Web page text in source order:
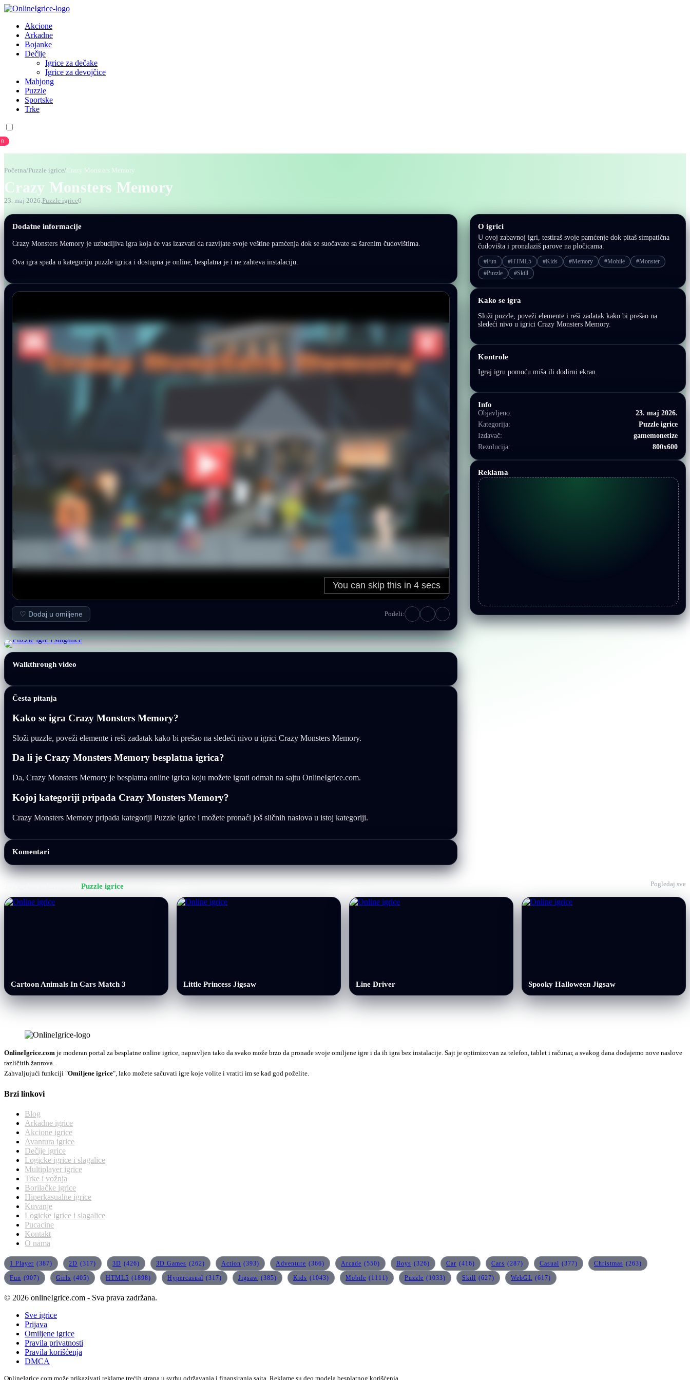
Akcione
Arkadne
Bojanke
Dečije
Igrice za dečake
Igrice za devojčice
Mahjong
Puzzle
Sportske
Trke
0
Početna/ Puzzle igrice/Crazy Monsters Memory
Crazy Monsters Memory
23. maj 2026.Puzzle igrice0
Dodatne informacije
Crazy Monsters Memory je uzbudljiva igra koja će vas izazvati da razvijate svoje veštine pamćenja dok se suočavate sa šarenim čudovištima.
Ova igra spada u kategoriju puzzle igrica i dostupna je online, besplatna je i ne zahteva instalaciju.
♡ Dodaj u omiljene Podeli:
Walkthrough video
Česta pitanja
Kako se igra Crazy Monsters Memory?
Složi puzzle, poveži elemente i reši zadatak kako bi prešao na sledeći nivo u igrici Crazy Monsters Memory.
Da li je Crazy Monsters Memory besplatna igrica?
Da, Crazy Monsters Memory je besplatna online igrica koju možete igrati odmah na sajtu OnlineIgrice.com.
Kojoj kategoriji pripada Crazy Monsters Memory?
Crazy Monsters Memory pripada kategoriji Puzzle igrice i možete pronaći još sličnih naslova u istoj kategoriji.
Komentari
O igrici
U ovoj zabavnoj igri, testiraš svoje pamćenje dok pitaš simpatična
čudovišta i pronalaziš parove na pločicama.
#Fun #HTML5 #Kids #Memory #Mobile
#Monster
#Puzzle
#Skill
Kako se igra
Složi puzzle, poveži elemente i reši zadatak kako bi prešao na
sledeći nivo u igrici Crazy Monsters Memory.
Kontrole
Igraj igru pomoću miša ili dodirni ekran.
Info
Objavljeno:
23. maj 2026.
Kategorija:
Puzzle igrice
Izdavač:
gamemonetize
Rezolucija:
800x600
Reklama
Puzzle igrice Pogledaj sve
Cartoon Animals In Cars Match 3 Little Princess Jigsaw Line Driver Spooky Halloween Jigsaw
OnlineIgrice.com je moderan portal za besplatne online igrice, napravljen tako da svako može brzo da pronađe svoje omiljene igre i da ih igra bez instalacije. Sajt je optimizovan za telefon, tablet i računar, a svakog dana dodajemo nove naslove
različitih žanrova.
Zahvaljujući funkciji "Omiljene igrice", lako možete sačuvati igre koje volite i vratiti im se kad god poželite.
Brzi linkovi
Blog
Arkadne igrice
Akcione igrice
Avantura igrice
Dečije igrice
Logicke igrice i slagalice
Multiplayer igrice
Trke i vožnja
Borilačke igrice
Hiperkasualne igrice
Kuvanje
Logicke igrice i slagalice
Pucacine
Kontakt
O nama
1 Player (387) 2D (317) 3D (426) 3D Games (262) Action (393) Adventure (366) Arcade (550) Boys (326) Car (416) Cars (287) Casual (377) Christmas (263)
Fun (907) Girls (405) HTML5 (1898) Hypercasual (317) Jigsaw (385) Kids (1043) Mobile (1111) Puzzle (1033) Skill (627) WebGL (617)
© 2026 onlineIgrice.com - Sva prava zadržana.
Sve igrice
Prijava
Omiljene igrice
Pravila privatnosti
Pravila korišćenja
DMCA
OnlineIgrice.com može prikazivati reklame trećih strana u svrhu održavanja i finansiranja sajta. Reklame su deo modela besplatnog korišćenja.